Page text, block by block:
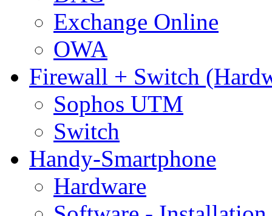
Exchange Online
OWA
Firewall + Switch
Sophos UTM
Switch
Handy-Smartphone
Hardware